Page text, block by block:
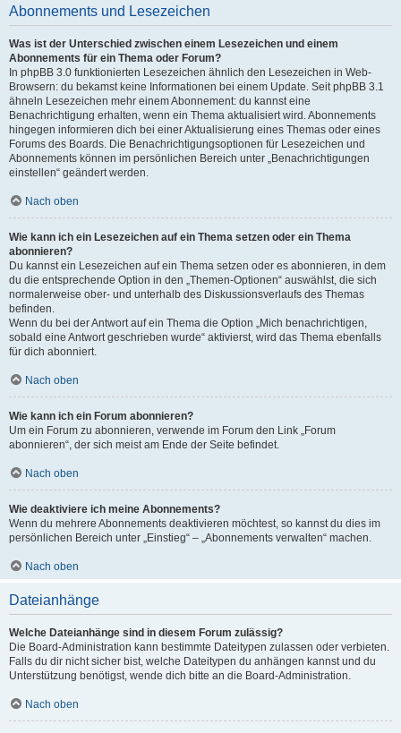
Abonnements und Lesezeichen
Was ist der Unterschied zwischen einem Lesezeichen und einem
Abonnements für ein Thema oder Forum?
In phpBB 3.0 funktionierten Lesezeichen ähnlich den Lesezeichen in Web-
Browsern: du bekamst keine Informationen bei einem Update. Seit phpBB 3.1
ähneln Lesezeichen mehr einem Abonnement: du kannst eine
Benachrichtigung erhalten, wenn ein Thema aktualisiert wird. Abonnements
hingegen informieren dich bei einer Aktualisierung eines Themas oder eines
Forums des Boards. Die Benachrichtigungsoptionen für Lesezeichen und
Abonnements können im persönlichen Bereich unter „Benachrichtigungen
einstellen“ geändert werden.
Nach oben
Wie kann ich ein Lesezeichen auf ein Thema setzen oder ein Thema
abonnieren?
Du kannst ein Lesezeichen auf ein Thema setzen oder es abonnieren, in dem
du die entsprechende Option in den „Themen-Optionen“ auswählst, die sich
normalerweise ober- und unterhalb des Diskussionsverlaufs des Themas
befinden.
Wenn du bei der Antwort auf ein Thema die Option „Mich benachrichtigen,
sobald eine Antwort geschrieben wurde“ aktivierst, wird das Thema ebenfalls
für dich abonniert.
Nach oben
Wie kann ich ein Forum abonnieren?
Um ein Forum zu abonnieren, verwende im Forum den Link „Forum
abonnieren“, der sich meist am Ende der Seite befindet.
Nach oben
Wie deaktiviere ich meine Abonnements?
Wenn du mehrere Abonnements deaktivieren möchtest, so kannst du dies im
persönlichen Bereich unter „Einstieg“ – „Abonnements verwalten“ machen.
Nach oben
Dateianhänge
Welche Dateianhänge sind in diesem Forum zulässig?
Die Board-Administration kann bestimmte Dateitypen zulassen oder verbieten.
Falls du dir nicht sicher bist, welche Dateitypen du anhängen kannst und du
Unterstützung benötigst, wende dich bitte an die Board-Administration.
Nach oben